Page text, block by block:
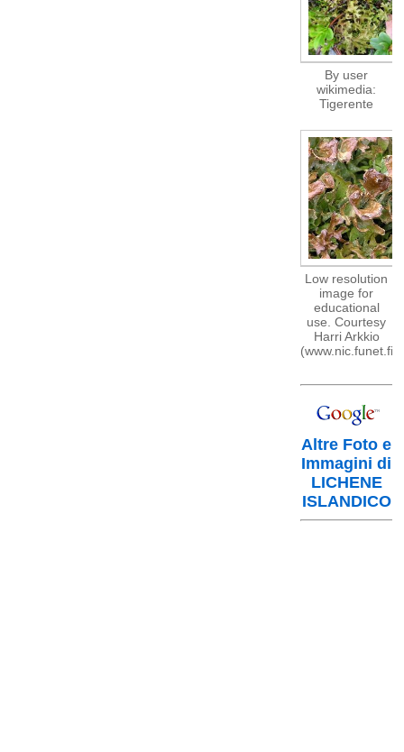
By user
wikimedia:
Tigerente
Low resolution
image for
educational
use. Courtesy
Harri Arkkio
(www.nic.funet.fi)
Altre Foto e
Immagini di
LICHENE
ISLANDICO